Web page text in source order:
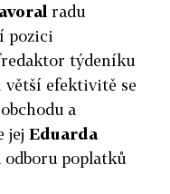
radu
pozici
týdeníku
větší efektivitě se
a
jej Eduarda
poplatků